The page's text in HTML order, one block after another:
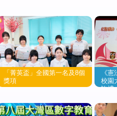
「菁英盃」全國第一名及8個
獎項
《
校園
許禮